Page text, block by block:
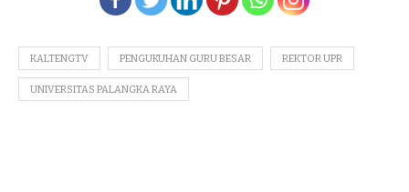
KALTENGTV PENGUKUHAN GURU BESAR REKTOR UPR
UNIVERSITAS PALANGKA RAYA